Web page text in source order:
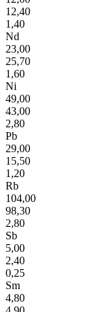
12,40
1,40
Nd
23,00
25,70
1,60
Ni
49,00
43,00
2,80
Pb
29,00
15,50
1,20
Rb
104,00
98,30
2,80
Sb
5,00
2,40
0,25
Sm
4,80